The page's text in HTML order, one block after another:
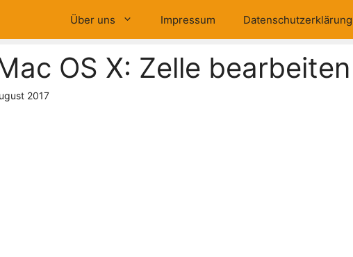
Über uns Impressum Datenschutzerklärung
OS X: Zelle bearbeiten
2017